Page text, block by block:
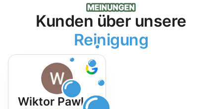
Kunden über unsere
Reinigung
Wiktor Pawlak